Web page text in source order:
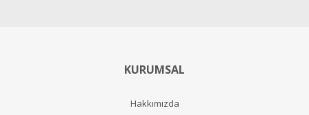
KURUMSAL
Hakkımızda